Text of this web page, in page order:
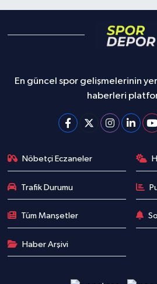
En güncel spor gelişmelerinin
haberleri
Nöbetçi Eczaneler
Trafik Durumu
Tüm Manşetler
Haber Arşivi